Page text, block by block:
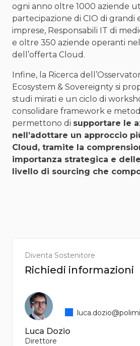
ogni anno oltre 1000 aziende
partecipazione di CIO di grandi
imprese, Responsabili IT di
e oltre 350 aziende operanti
dell’offerta Cloud.
Infine, la Ricerca
Ecosystem & Sovereignty si
studi mirati e un ciclo di
consolidare framework e
permettono di supportare le
nell’adottare un approccio
Cloud, tramite la
importanza strategica e
livello di sourcing che
Diventa Sostenitore
Richiedi informazioni
Luca Dozio
Direttore